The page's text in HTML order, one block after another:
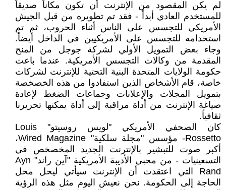
لم يكن المقصود من الإنترنت أن تكون مكاناً صديقاً
للمستخدم العادي أبداً - فقد تم تطويره من قبل الجيش
الأمريكي للتجسس على الناس أثناء الحروب، ثم تم
استخدامه للتجسس على الأمريكيين في الداخل أيضاً.
وجاء بعض التمويل الأولي لشركة جوجل من المنح
المقدمة من وكالات التجسس الأمريكية. عندما باعت
حكومة الولايات المتحدة البنية التحتية للإنترنت لشركات
خاصة، قام الأشخاص الذين استفادوا من هذه الخصخصة
بتمويل المجلات والإعلانات وجماعات الضغط لإعادة
صياغة الإنترنت من أداة مراقبة إلى أداة يمكنها تحريرنا
ثقافياً.
كان الصحفي الأمريكي "لويس روسيتو" Louis
Rossetto- مؤسس "مجلة سلكية" Wired Magazine،
أكبر صوت للتبشير بالإنترنت الجديد المخصخص في
التسعينيات - من محبي الأديبة الأمريكية "آين راند" Ayn
Rand التي اعتقدت أن الإنترنت سيأتي ليحل محل
الحاجة إلى الحكومة. نحن نعيش اليوم مثل هذه الرؤية